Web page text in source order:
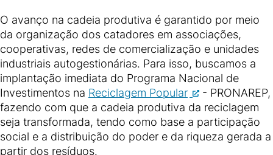
O avanço na cadeia produtiva é garantido por meio
da organização dos catadores em associações,
cooperativas, redes de comercialização e unidades
industriais autogestionárias. Para isso, buscamos a
implantação imediata do Programa Nacional de
Investimentos na Reciclagem Popular
- PRONAREP,
fazendo com que a cadeia produtiva da reciclagem
seja transformada, tendo como base a participação
social e a distribuição do poder e da riqueza gerada a
partir dos resíduos.